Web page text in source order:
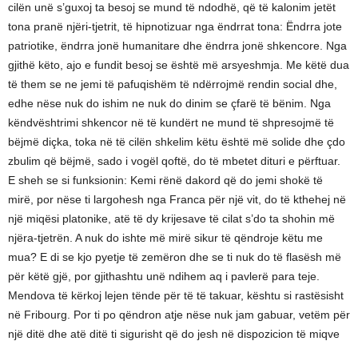
cilën unë s’guxoj ta besoj se mund të ndodhë, që të kalonim jetët
tona pranë njëri-tjetrit, të hipnotizuar nga ëndrrat tona: Ëndrra jote
patriotike, ëndrra jonë humanitare dhe ëndrra jonë shkencore. Nga
gjithë këto, ajo e fundit besoj se është më arsyeshmja. Me këtë dua
të them se ne jemi të pafuqishëm të ndërrojmë rendin social dhe,
edhe nëse nuk do ishim ne nuk do dinim se çfarë të bënim. Nga
këndvështrimi shkencor në të kundërt ne mund të shpresojmë të
bëjmë diçka, toka në të cilën shkelim këtu është më solide dhe çdo
zbulim që bëjmë, sado i vogël qoftë, do të mbetet dituri e përftuar.
E sheh se si funksionin: Kemi rënë dakord që do jemi shokë të
mirë, por nëse ti largohesh nga Franca për një vit, do të kthehej në
një miqësi platonike, atë të dy krijesave të cilat s’do ta shohin më
njëra-tjetrën. A nuk do ishte më mirë sikur të qëndroje këtu me
mua? E di se kjo pyetje të zemëron dhe se ti nuk do të flasësh më
për këtë gjë, por gjithashtu unë ndihem aq i pavlerë para teje.
Mendova të kërkoj lejen tënde për të të takuar, kështu si rastësisht
në Fribourg. Por ti po qëndron atje nëse nuk jam gabuar, vetëm për
një ditë dhe atë ditë ti sigurisht që do jesh në dispozicion të miqve